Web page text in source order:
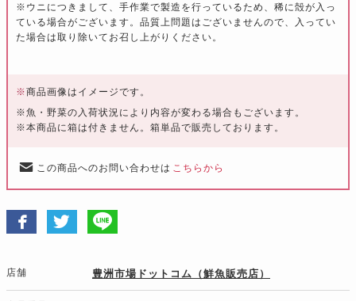
※ウニにつきまして、手作業で製造を行っているため、稀に殻が入っ
ている場合がございます。品質上問題はございませんので、入ってい
た場合は取り除いてお召し上がりください。
※商品画像はイメージです。
※魚・野菜の入荷状況により内容が変わる場合もございます。
※本商品に箱は付きません。箱単品で販売しております。
この商品へのお問い合わせは こちらから
店舗 豊洲市場ドットコム（鮮魚販売店）